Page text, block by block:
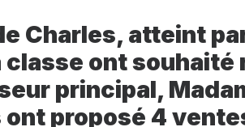
Charles, atteint
ont
principal,
proposé 4